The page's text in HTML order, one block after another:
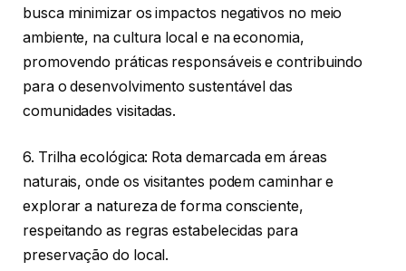
busca minimizar os impactos negativos no meio
ambiente, na cultura local e na economia,
promovendo práticas responsáveis e contribuindo
para o desenvolvimento sustentável das
comunidades visitadas.
6. Trilha ecológica: Rota demarcada em áreas
naturais, onde os visitantes podem caminhar e
explorar a natureza de forma consciente,
respeitando as regras estabelecidas para
preservação do local.